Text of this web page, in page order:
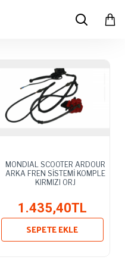
MONDIAL SCOOTER ARDOUR
ARKA FREN SİSTEMİ KOMPLE
KIRMIZI ORJ
1.435,40TL
SEPETE EKLE